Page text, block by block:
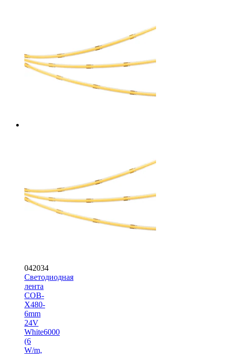
042034
Светодиодная
лента
COB-
X480-
6mm
24V
White6000
(6
W/m,